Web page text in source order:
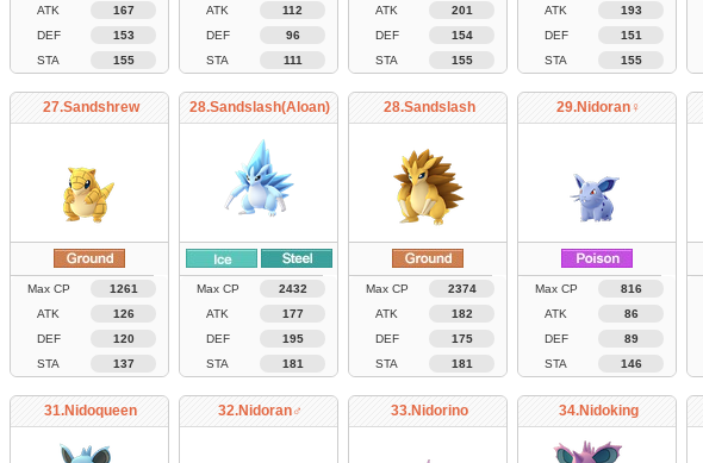
ATK
167
DEF
153
STA
155
ATK
112
DEF
96
STA
111
ATK
201
DEF
154
STA
155
ATK
193
DEF
151
STA
155
27.Sandshrew
Max CP
1261
ATK
126
DEF
120
STA
137
28.Sandslash(Aloan)
Max CP
2432
ATK
177
DEF
195
STA
181
28.Sandslash
Max CP
2374
ATK
182
DEF
175
STA
181
29.Nidoran♀
Max CP
816
ATK
86
DEF
89
STA
146
31.Nidoqueen 32.Nidoran♂ 33.Nidorino 34.Nidoking